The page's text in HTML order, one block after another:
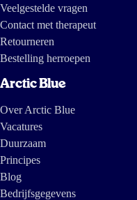
Veelgestelde vragen
Contact met therapeut
Retourneren
Bestelling herroepen
Arctic Blue
Over Arctic Blue
Vacatures
Duurzaam
Principes
Blog
Bedrijfsgegevens